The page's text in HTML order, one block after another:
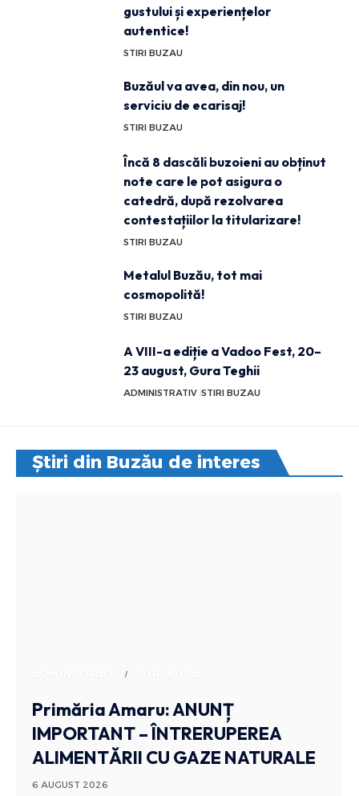
gustului și experiențelor
autentice!
STIRI BUZAU
Buzăul va avea, din nou, un
serviciu de ecarisaj!
STIRI BUZAU
Încă 8 dascăli buzoieni au obținut
note care le pot asigura o
catedră, după rezolvarea
contestațiilor la titularizare!
STIRI BUZAU
Metalul Buzău, tot mai
cosmopolită!
STIRI BUZAU
A VIII-a ediție a Vadoo Fest, 20–
23 august, Gura Teghii
ADMINISTRATIV STIRI BUZAU
Știri din Buzău de interes
ADMINISTRATIV
Primăria Amaru: ANUNȚ
IMPORTANT – ÎNTRERUPEREA
ALIMENTĂRII CU GAZE NATURALE
6 AUGUST 2026